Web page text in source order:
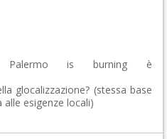
Palermo is burning è
glocalizzazione? (stessa base
esigenze locali)